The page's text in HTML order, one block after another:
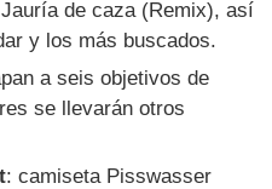
de caza (Remix), así
y los más buscados.
a seis objetivos de
se llevarán otros
: camiseta Pisswasser